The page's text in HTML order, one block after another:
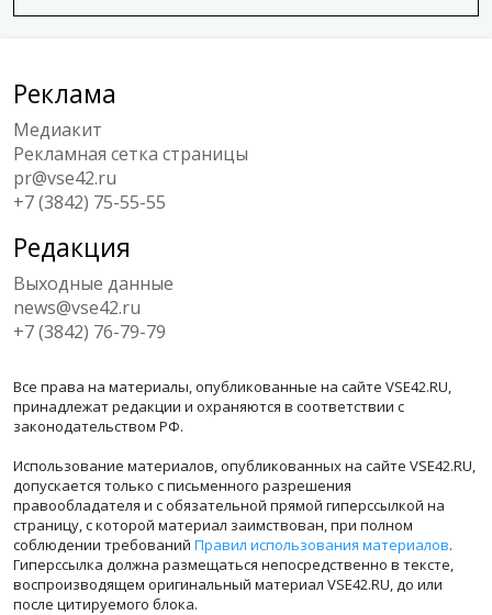
Реклама
Медиакит
Рекламная сетка страницы
pr@vse42.ru
+7 (3842) 75-55-55
Редакция
Выходные данные
news@vse42.ru
+7 (3842) 76-79-79
Все права на материалы, опубликованные на сайте VSE42.RU,
принадлежат редакции и охраняются в соответствии с
законодательством РФ.
Использование материалов, опубликованных на сайте VSE42.RU,
допускается только с письменного разрешения
правообладателя и с обязательной прямой гиперссылкой на
страницу, с которой материал заимствован, при полном
соблюдении требований Правил использования материалов.
Гиперссылка должна размещаться непосредственно в тексте,
воспроизводящем оригинальный материал VSE42.RU, до или
после цитируемого блока.